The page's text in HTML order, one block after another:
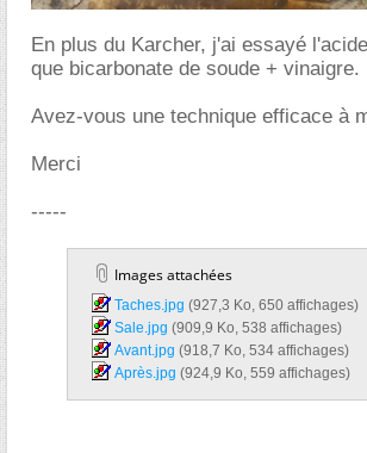
En plus du Karcher, j'ai essayé
que bicarbonate de soude + vinaigre.
Avez-vous une technique efficace à
Merci
-----
Images attachées
Taches.jpg‎ (927,3 Ko, 650 affichages)
Sale.jpg‎ (909,9 Ko, 538 affichages)
Avant.jpg‎ (918,7 Ko, 534 affichages)
Après.jpg‎ (924,9 Ko, 559 affichages)